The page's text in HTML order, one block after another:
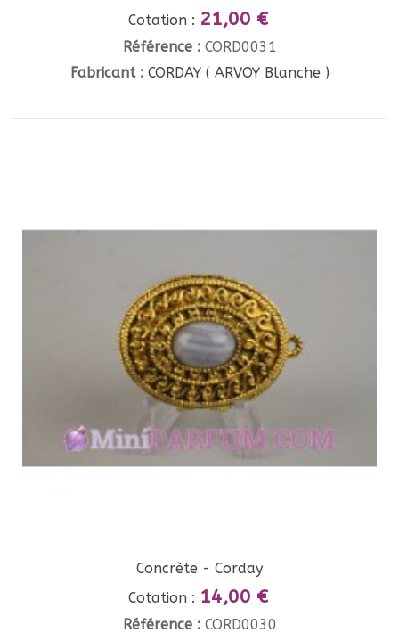
Cotation : 21,00 €
Référence : CORD0031
Fabricant : CORDAY ( ARVOY Blanche )
Concrète - Corday
Cotation : 14,00 €
Référence : CORD0030